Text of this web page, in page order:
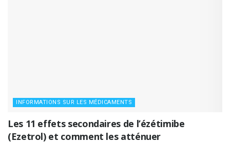
INFORMATIONS SUR LES MÉDICAMENTS
Les 11 effets secondaires de l’ézétimibe
(Ezetrol) et comment les atténuer